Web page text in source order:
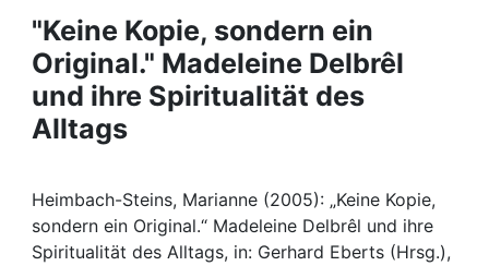
Projects
People
Institutions
Awards
My FIS
"Keine Kopie, sondern ein
Original." Madeleine Delbrêl
und ihre Spiritualität des
Alltags
Heimbach-Steins, Marianne (2005): „Keine Kopie,
sondern ein Original.“ Madeleine Delbrêl und ihre
Spiritualität des Alltags, in: Gerhard Eberts (Hrsg.),